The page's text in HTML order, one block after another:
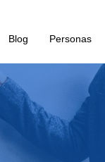
Blog Personas